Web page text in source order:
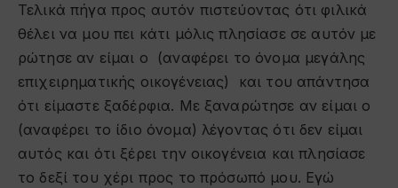
Τελικά πήγα προς αυτόν πιστεύοντας ότι φιλικά
θέλει να μου πει κάτι μόλις πλησίασε σε αυτόν με
ρώτησε αν είμαι ο (αναφέρει το όνομα μεγάλης
επιχειρηματικής οικογένειας) και του απάντησα
ότι είμαστε ξαδέρφια. Με ξαναρώτησε αν είμαι ο
(αναφέρει το ίδιο όνομα) λέγοντας ότι δεν είμαι
αυτός και ότι ξέρει την οικογένεια και πλησίασε
το δεξί του χέρι προς το πρόσωπό μου. Εγώ